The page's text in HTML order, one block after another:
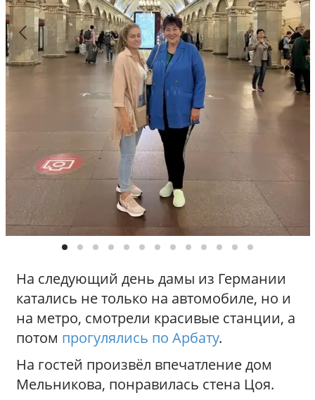
о
М
о
с
в
е
а
На следующий день дамы из Германии
катались не только на автомобиле, но и
на метро, смотрели красивые станции, а
потом прогулялись по Арбату.
На гостей произвёл впечатление дом
Мельникова, понравилась стена Цоя.